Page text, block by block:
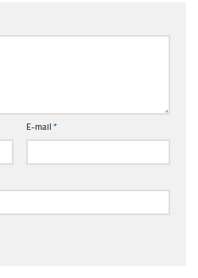
E-mail *